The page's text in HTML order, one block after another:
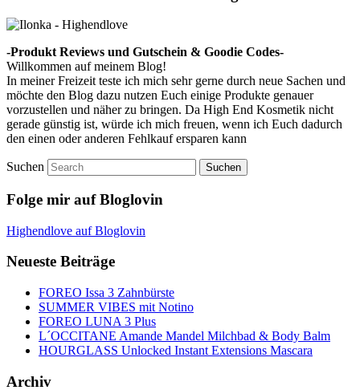
-Produkt Reviews und Gutschein & Goodie Codes-
Willkommen auf meinem Blog!
In meiner Freizeit teste ich mich sehr gerne durch neue Sachen und
möchte den Blog dazu nutzen Euch einige Produkte genauer
vorzustellen und näher zu bringen. Da High End Kosmetik nicht
gerade günstig ist, würde ich mich freuen, wenn ich Euch dadurch
den einen oder anderen Fehlkauf ersparen kann
Suchen
Folge mir auf Bloglovin
Highendlove auf Bloglovin
Neueste Beiträge
FOREO Issa 3 Zahnbürste
SUMMER VIBES mit Notino
FOREO LUNA 3 Plus
L´OCCITANE Amande Mandel Milchbad & Body Balm
HOURGLASS Unlocked Instant Extensions Mascara
Archiv